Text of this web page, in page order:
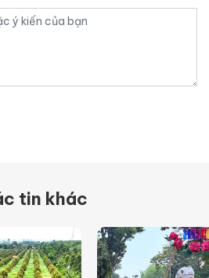
tin khác